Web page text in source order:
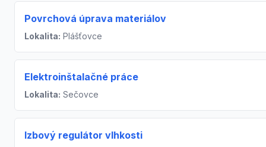
Povrchová úprava materiálov
Lokalita: Plášťovce
Elektroinštalačné práce
Lokalita: Sečovce
Izbový regulátor vlhkosti